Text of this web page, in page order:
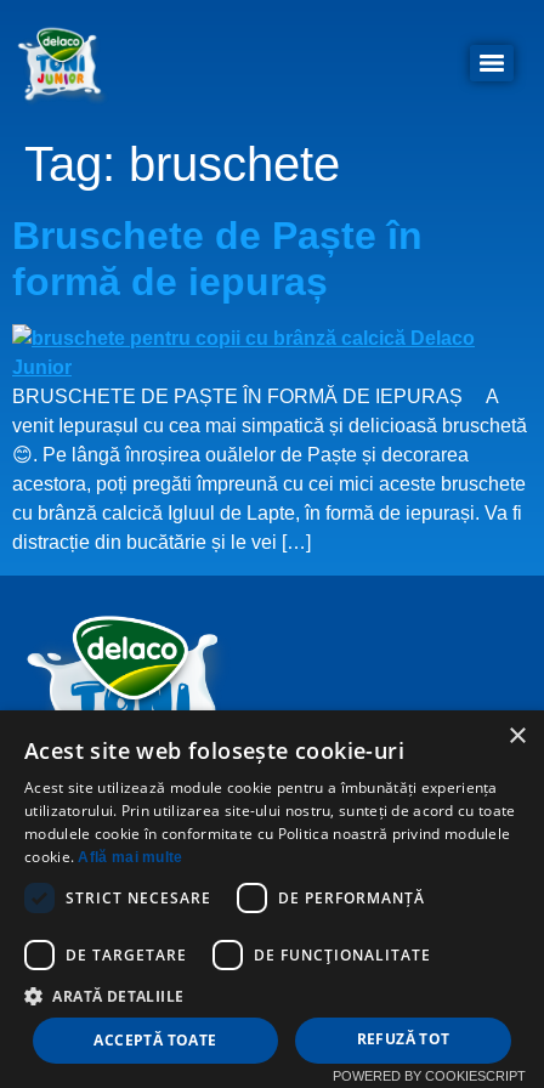
Tag: bruschete
Bruschete de Paște în
formă de iepuraș
BRUSCHETE DE PAȘTE ÎN FORMĂ DE IEPURAȘ A
venit Iepurașul cu cea mai simpatică și delicioasă bruschetă
😊. Pe lângă înroșirea ouălelor de Paște și decorarea
acestora, poți pregăti împreună cu cei mici aceste bruschete
cu brânză calcică Igluul de Lapte, în formă de iepurași. Va fi
distracție din bucătărie și le vei […]
Prevederi legale A.N.P.C.
Politică cookies
Politică de confidențialitate
SC Delaco Distribution SA Sediul social: Str. Targului nr. 6,
Registrul Comerțului: J8/124/1999
Social media & sharing icons powered by
×
Acest site web folosește cookie-uri
Acest site utilizează module cookie pentru a îmbunătăți experiența
utilizatorului. Prin utilizarea site-ului nostru, sunteți de acord cu toate
modulele cookie în conformitate cu Politica noastră privind modulele
cookie.Află mai multe
STRICT NECESARE DE PERFORMANȚĂ
DE TARGETARE DE FUNCŢIONALITATE
ARATĂ DETALIILE
ACCEPTĂ TOATE REFUZĂ TOT
POWERED BY COOKIESCRIPT